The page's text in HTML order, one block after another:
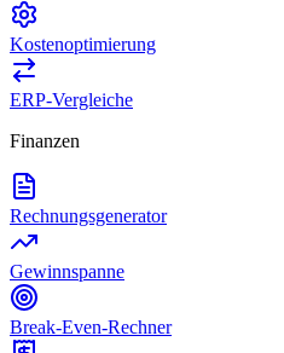
Kostenoptimierung
ERP-Vergleiche
Finanzen
Rechnungsgenerator
Gewinnspanne
Break-Even-Rechner